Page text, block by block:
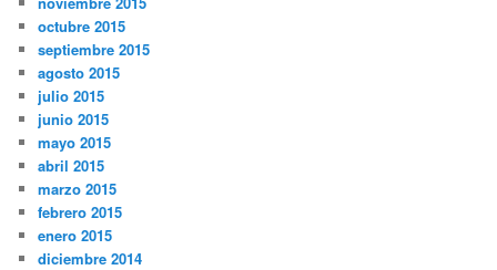
octubre 2015
septiembre 2015
agosto 2015
julio 2015
junio 2015
mayo 2015
abril 2015
marzo 2015
febrero 2015
enero 2015
diciembre 2014